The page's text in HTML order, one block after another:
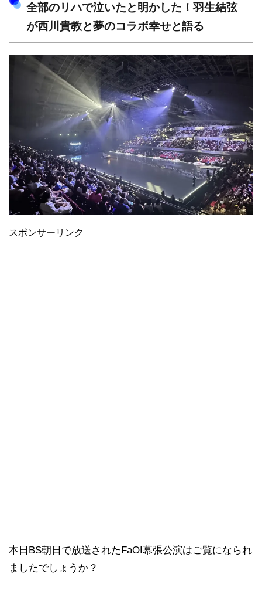
全部のリハで泣いたと明かした！羽生結弦
が西川貴教と夢のコラボ幸せと語る
スポンサーリンク
本日BS朝日で放送されたFaOI幕張公演はご覧になられ
ましたでしょうか？